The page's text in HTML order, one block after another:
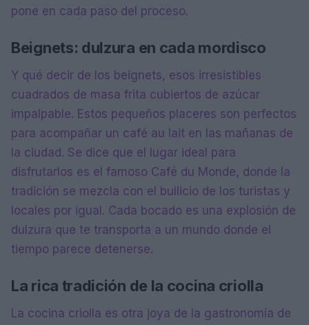
pone en cada paso del proceso.
Beignets: dulzura en cada mordisco
Y qué decir de los beignets, esos irresistibles
cuadrados de masa frita cubiertos de azúcar
impalpable. Estos pequeños placeres son perfectos
para acompañar un café au lait en las mañanas de
la ciudad. Se dice que el lugar ideal para
disfrutarlos es el famoso Café du Monde, donde la
tradición se mezcla con el bullicio de los turistas y
locales por igual. Cada bocado es una explosión de
dulzura que te transporta a un mundo donde el
tiempo parece detenerse.
La rica tradición de la cocina criolla
La cocina criolla es otra joya de la gastronomía de